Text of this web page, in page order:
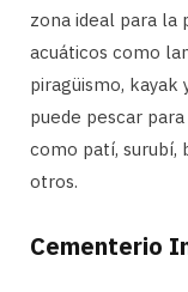
zona ideal para la
acuáticos como
piragüismo, kayak
puede pescar
como patí, surubí,
otros.
Cementerio